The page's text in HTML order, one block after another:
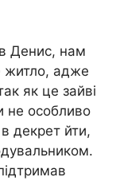
Денис, нам
житло, адже
як це зайві
не особливо
декрет йти,